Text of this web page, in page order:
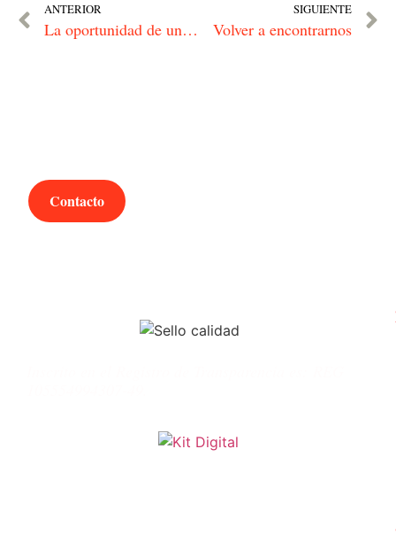
ANTERIOR
La oportunidad de una red internacional de investigación en Covid
SIGUIENTE
Volver a encontrarnos
Contacto